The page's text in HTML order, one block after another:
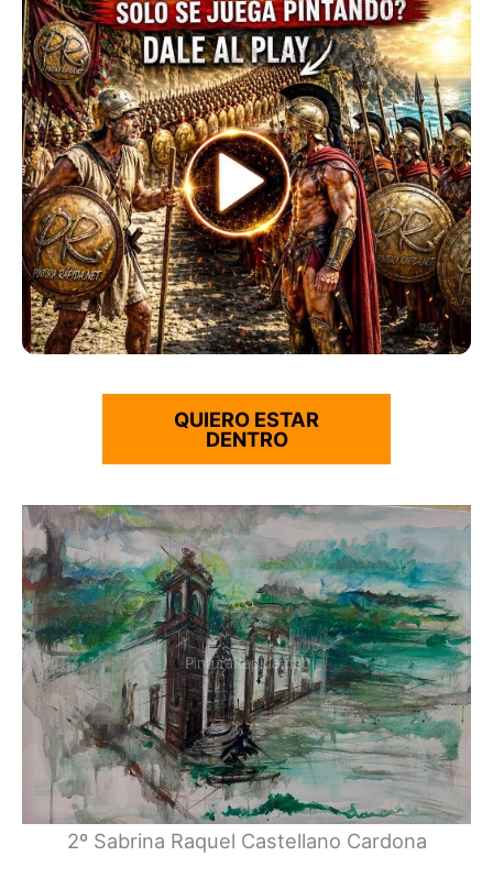
QUIERO ESTAR
DENTRO
2º Sabrina Raquel Castellano Cardona